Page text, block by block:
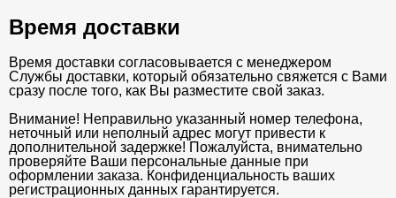
Время доставки
Время доставки согласовывается с менеджером
Службы доставки, который обязательно свяжется с Вами
сразу после того, как Вы разместите свой заказ.
Внимание! Неправильно указанный номер телефона,
неточный или неполный адрес могут привести к
дополнительной задержке! Пожалуйста, внимательно
проверяйте Ваши персональные данные при
оформлении заказа. Конфиденциальность ваших
регистрационных данных гарантируется.